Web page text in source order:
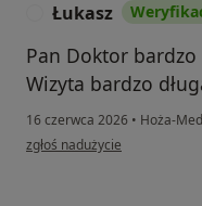
Łukasz
Pan Doktor
Wizyta bardzo
16 czerwca 2026 • Hoża-Med
w opinii użytkownika Łukasz
zgłoś nadużycie